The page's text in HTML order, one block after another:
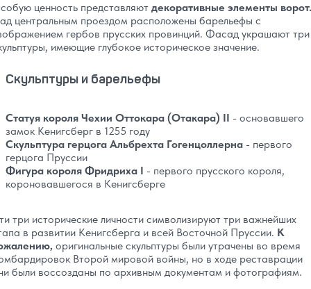
ценность представляют декоративные элементы ворот.
центральным проездом расположены барельефы с
гербов прусских провинций. Фасад украшают три
имеющие глубокое историческое значение.
Скульптуры и барельефы
Статуя короля Чехии Оттокара (Отакара) II - основавшего
замок Кенигсберг в 1255 году
Скульптура герцога Альбрехта Гогенцоллерна - первого
герцога Пруссии
Фигура короля Фридриха I - первого прусского короля,
короновавшегося в Кенигсберге
три исторические личности символизируют три важнейших
в развитии Кенигсберга и всей Восточной Пруссии. К
оригинальные скульптуры были утрачены во время
Второй мировой войны, но в ходе реставрации
были воссозданы по архивным документам и фотографиям.